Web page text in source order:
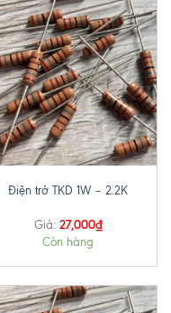
Điện trở TKD 1W – 2.2K
Giá: 27,000₫
Còn hàng